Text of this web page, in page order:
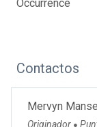
Occurrence
Contactos
Mervyn
Originador